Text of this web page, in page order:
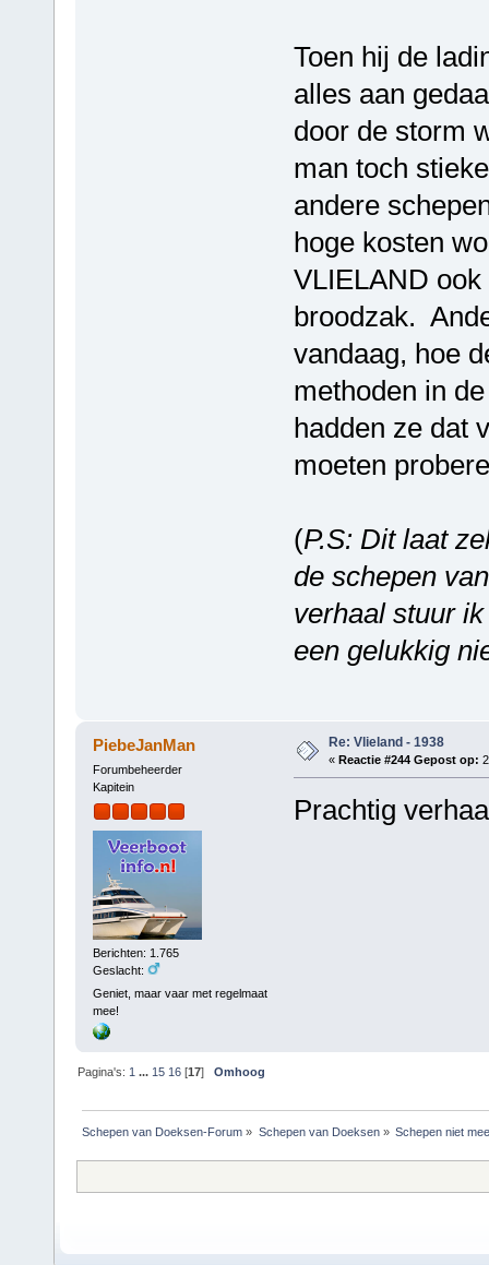
Toen hij de
alles aan
door de storm
man toch
andere
hoge kosten
VLIELAND
broodzak.
vandaag, hoe
methoden in
hadden ze dat
moeten
(P.S: Dit laat
de schepen
verhaal stuur
een gelukkig
PiebeJanMan
Forumbeheerder
Kapitein
Berichten: 1.765
Geslacht:
Geniet, maar vaar met regelmaat
mee!
Re: Vlieland - 1938
« Reactie #244 Gepost op:
Prachtig
Pagina's: 1 ... 15 16 [17]Omhoog
Schepen van Doeksen-Forum » Schepen van Doeksen» Schepen niet